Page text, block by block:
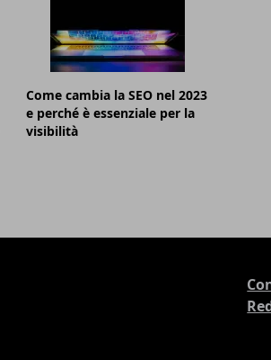
Come cambia la SEO nel 2023
e perché è essenziale per la
visibilità